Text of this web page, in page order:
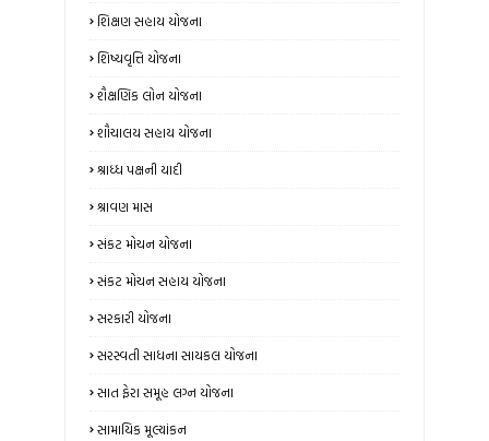
શિક્ષણ સહાય યોજના
શિષ્યવૃત્તિ યોજના
શૈક્ષણિક લોન યોજના
શૌચાલય સહાય યોજના
શ્રાધ્ધ પક્ષની યાદી
શ્રાવણ માસ
સંકટ મોચન યોજના
સંકટ મોચન સહાય યોજના
સરકારી યોજના
સરસ્વતી સાધના સાયકલ યોજના
સાત ફેરા સમૂહ લગ્ન યોજના
સામાયિક મૂલ્યાંકન